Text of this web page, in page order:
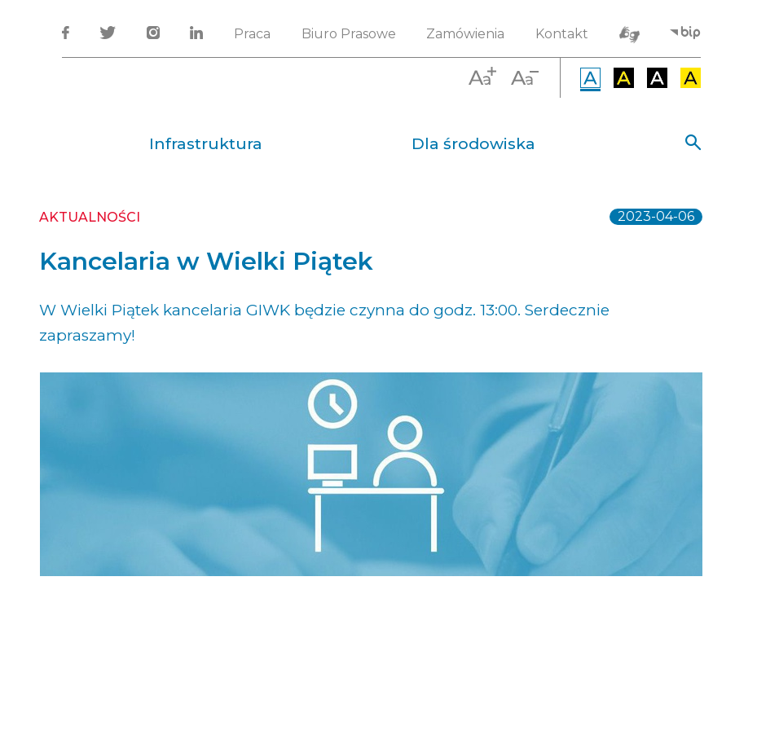
Praca Biuro Prasowe Zamówienia Kontakt
Infrastruktura Dla środowiska
2023-04-06
AKTUALNOŚCI
Kancelaria w Wielki Piątek
W Wielki Piątek kancelaria GIWK będzie czynna do godz. 13:00. Serdecznie
zapraszamy!